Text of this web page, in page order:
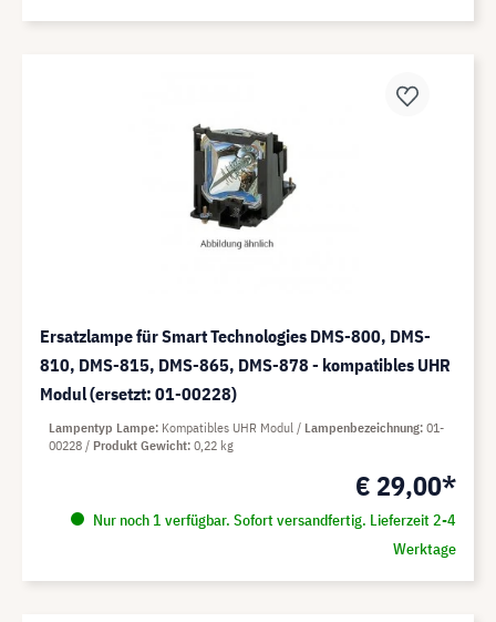
Ersatzlampe für Smart Technologies DMS-800, DMS-
810, DMS-815, DMS-865, DMS-878 - kompatibles UHR
Modul (ersetzt: 01-00228)
€ 29,00*
Nur noch 1 verfügbar. Sofort versandfertig. Lieferzeit 2-4
Werktage
Lampentyp Lampe Kompatibles UHR Modul Lampenbezeichnung 01-
00228
Produkt Gewicht 0,22 kg